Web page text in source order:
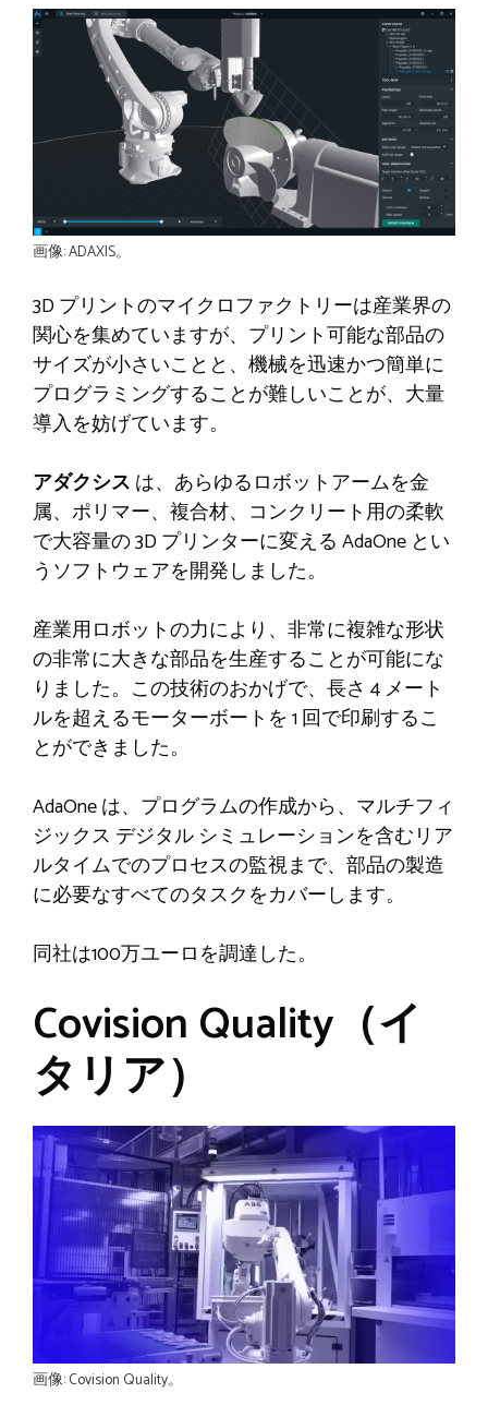
画像: ADAXIS。
3D プリントのマイクロファクトリーは産業界の
関心を集めていますが、プリント可能な部品の
サイズが小さいことと、機械を迅速かつ簡単に
プログラミングすることが難しいことが、大量
導入を妨げています。
アダクシス は、あらゆるロボットアームを金
属、ポリマー、複合材、コンクリート用の柔軟
で大容量の 3D プリンターに変える AdaOne とい
うソフトウェアを開発しました。
産業用ロボットの力により、非常に複雑な形状
の非常に大きな部品を生産することが可能にな
りました。この技術のおかげで、長さ 4 メート
ルを超えるモーターボートを 1 回で印刷するこ
とができました。
AdaOne は、プログラムの作成から、マルチフィ
ジックス デジタル シミュレーションを含むリア
ルタイムでのプロセスの監視まで、部品の製造
に必要なすべてのタスクをカバーします。
同社は100万ユーロを調達した。
Covision Quality（イ
タリア）
画像: Covision Quality。